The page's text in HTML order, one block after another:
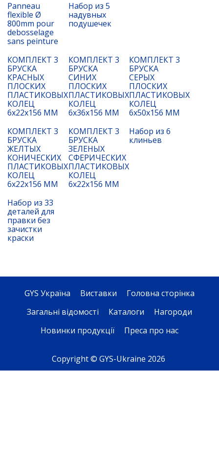
Panneau
flexible Ø
800mm pour
debosselage
sans peinture
Набор из 5
надувных
подушечек
КОМПЛЕКТ 3
БРУСКА
КРАСНЫХ
ПЛОСКИХ
ПЛАСТИКОВЫХ
КОЛЕЦ
6x22x156 ММ
КОМПЛЕКТ 3
БРУСКА
СИНИХ
ПЛОСКИХ
ПЛАСТИКОВЫХ
КОЛЕЦ
6x36x156 ММ
КОМПЛЕКТ 3
БРУСКА
СЕРЫХ
ПЛОСКИХ
ПЛАСТИКОВЫХ
КОЛЕЦ
6x50x156 ММ
КОМПЛЕКТ 3
БРУСКА
ЖЕЛТЫХ
КОНИЧЕСКИХ
ПЛАСТИКОВЫХ
КОЛЕЦ
6x22x156 ММ
КОМПЛЕКТ 3
БРУСКА
ЗЕЛЕНЫХ
СФЕРИЧЕСКИХ
ПЛАСТИКОВЫХ
КОЛЕЦ
6x22x156 ММ
Набор из 6
клиньев
Набор из 33
деталей для
правки без
зачистки
краски
GYS Україна Виставки
Головна сторінка
Загальні відомості
Каталоги
Нагороди
Новинки продукції
Преса про нас
Copyright © GYS-Ukraine 2026